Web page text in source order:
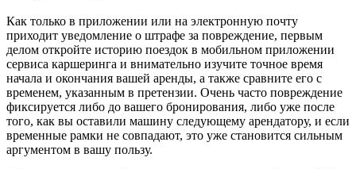
Как только в приложении или на электронную почту
приходит уведомление о штрафе за повреждение, первым
делом откройте историю поездок в мобильном приложении
сервиса каршеринга и внимательно изучите точное время
начала и окончания вашей аренды, а также сравните его с
временем, указанным в претензии. Очень часто повреждение
фиксируется либо до вашего бронирования, либо уже после
того, как вы оставили машину следующему арендатору, и если
временные рамки не совпадают, это уже становится сильным
аргументом в вашу пользу.